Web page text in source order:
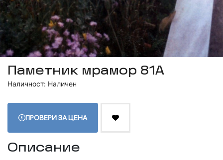
Паметник мрамор 81А
Наличност: Наличен
ПРОВЕРИ ЗА ЦЕНА
Описание